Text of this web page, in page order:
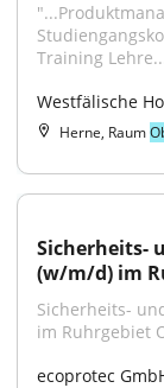
Training
Westfälische
Herne, Raum
Sicherheits-
(w/m/d) im
Sicherheits-
im Ruhrgebiet
ecoprotec